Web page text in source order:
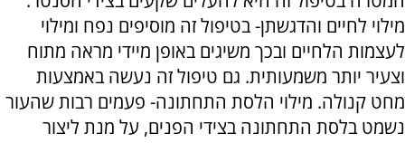
מילוי לחיים והדגשתן- בטיפול זה מוסיפים נפח ומילוי
לעצמות הלחיים ובכך משיגים באופן מיידי מראה מתוח
וצעיר יותר משמעותית. גם טיפול זה נעשה באמצעות
מחט קנולה. מילוי הלסת התחתונה- פעמים רבות שהעור
נשמט בלסת התחתונה בצידי הפנים, על מנת ליצור